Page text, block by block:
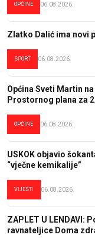
OPĆINE 06.08.2026.
Zlatko Dalić ima novi
SPORT 06.08.2026.
Općina Sveti Martin
Prostornog plana za
OPĆINE 06.08.2026.
USKOK objavio
“vječne kemikalije”
VIJESTI 06.08.2026.
ZAPLET U LENDAVI:
ravnateljice Doma